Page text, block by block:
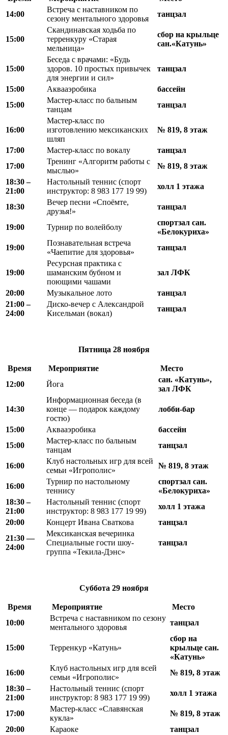
14:00
Встреча с наставником по
сезону ментального здоровья
танцзал
15:00
Скандинавская ходьба по
терренкуру «Старая
мельница»
сбор на крыльце
сан.«Катунь»
15:00
Беседа с врачами: «Будь
здоров. 10 простых привычек
для энергии и сил»
танцзал
15:00 Аквааэробика
бассейн
15:00
Мастер-класс по бальным
танцам
танцзал
16:00
Мастер-класс по
изготовлению мексиканских
шляп
№ 819, 8 этаж
17:00 Мастер-класс по вокалу
танцзал
17:00
Тренинг «Алгоритм работы с
мыслью»
№ 819, 8 этаж
18:30 –
21:00
Настольный теннис (спорт
инструктор: 8 983 177 19 99)
холл 1 этажа
18:30
Вечер песни «Споёмте,
друзья!»
танцзал
19:00 Турнир по волейболу
спортзал сан.
«Белокуриха»
19:00
Познавательная встреча
«Чаепитие для здоровья»
танцзал
19:00
Ресурсная практика с
шаманским бубном и
поющими чашами
зал ЛФК
20:00 Музыкальное лото
танцзал
21:00 –
24:00
Диско-вечер с Александрой
Кисельман (вокал)
танцзал
Пятница 28 ноября
Время Мероприятие
Место
12:00
Йога
сан. «Катунь»,
зал ЛФК
14:30
Информационная беседа (в
конце — подарок каждому
гостю)
лобби-бар
15:00 Аквааэробика
бассейн
15:00
Мастер-класс по бальным
танцам
танцзал
16:00
Клуб настольных игр для всей
семьи «Игрополис»
№ 819, 8 этаж
16:00
Турнир по настольному
теннису
спортзал сан.
«Белокуриха»
18:30 –
21:00
Настольный теннис (спорт
инструктор: 8 983 177 19 99)
холл 1 этажа
20:00 Концерт Ивана Сваткова
танцзал
21:30 —
24:00
Мексиканская вечеринка
Специальные гости шоу-
группа «Текила-Дэнс»
танцзал
Суббота 29 ноября
Время Мероприятие
Место
10:00
Встреча с наставником по сезону
ментального здоровья
танцзал
15:00 Терренкур «Катунь»
сбор на
крыльце сан.
«Катунь»
16:00
Клуб настольных игр для всей
семьи «Игрополис»
№ 819, 8 этаж
18:30 –
21:00
Настольный теннис (спорт
инструктор: 8 983 177 19 99)
холл 1 этажа
17:00
Мастер-класс «Славянская
кукла»
№ 819, 8 этаж
20:00
Караоке
танцзал